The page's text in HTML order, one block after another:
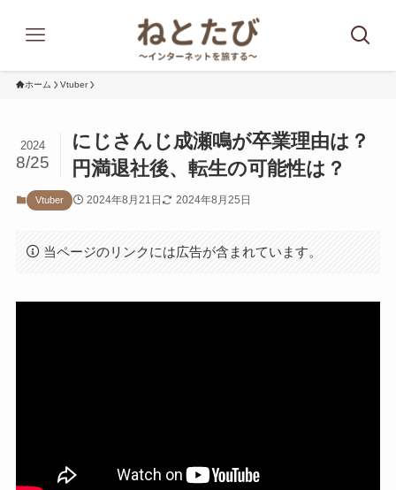
ホーム Vtuber
にじさんじ成瀬鳴が卒業理由は？
円満退社後、転生の可能性は？
2024
8/25
Vtuber 2024年8月21日 2024年8月25日
当ページのリンクには広告が含まれています。